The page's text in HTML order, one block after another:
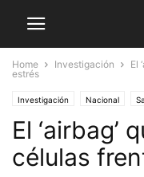
Home Investigación
El
estrés
Investigación Nacional
El ‘airbag’
células